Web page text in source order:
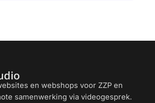
en webshops voor ZZP en
samenwerking via videogesprek.